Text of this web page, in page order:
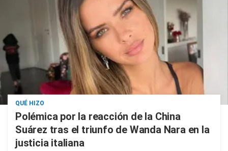
QUÉ HIZO
Polémica por la reacción de la China
Suárez tras el triunfo de Wanda Nara en la
justicia italiana